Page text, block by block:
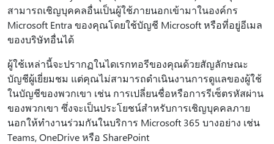
สามารถเชิญบุคคลอื่นเป็นผู้ใช้ภายนอกเข้ามาในองค์กร
Microsoft Entra ของคุณโดยใช้บัญชี Microsoft หรือที่อยู่อีเมล
ของบริษัทอื่นได้
ผู้ใช้เหล่านี้จะปรากฏในไดเรกทอรีของคุณด้วยสัญลักษณะ
บัญชีผู้เยี่ยมชม แต่คุณไม่สามารถดําเนินงานการดูแลของผู้ใช้
ในบัญชีของพวกเขา เช่น การเปลี่ยนชื่อหรือการรีเซ็ตรหัสผ่าน
ของพวกเขา ซึ่งจะเป็นประโยชน์สําหรับการเชิญบุคคลภาย
นอกให้ทํางานร่วมกันในบริการ Microsoft 365 บางอย่าง เช่น
Teams, OneDrive หรือ SharePoint